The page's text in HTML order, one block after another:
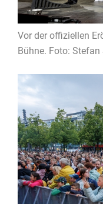
Vor der offiziellen
Bühne. Foto: Stefan